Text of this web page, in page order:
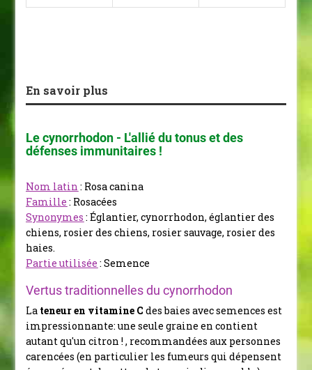
En savoir plus
Le cynorrhodon - L'allié du tonus et des
défenses immunitaires !
Nom latin : Rosa canina
Famille : Rosacées
Synonymes : Églantier, cynorrhodon, églantier des
chiens, rosier des chiens, rosier sauvage, rosier des
haies.
Partie utilisée : Semence
Vertus traditionnelles du cynorrhodon
La teneur en vitamine C des baies avec semences est
impressionnante: une seule graine en contient
autant qu'un citron !, recommandées aux personnes
carencées (en particulier les fumeurs qui dépensent